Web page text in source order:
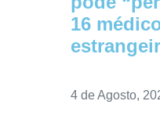
16
4 de Agosto,